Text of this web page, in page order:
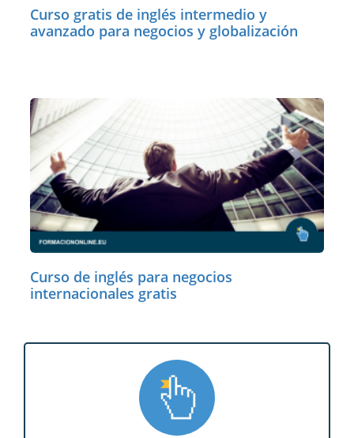
Curso gratis de inglés intermedio y
avanzado para negocios y globalización
Curso de inglés para negocios
internacionales gratis